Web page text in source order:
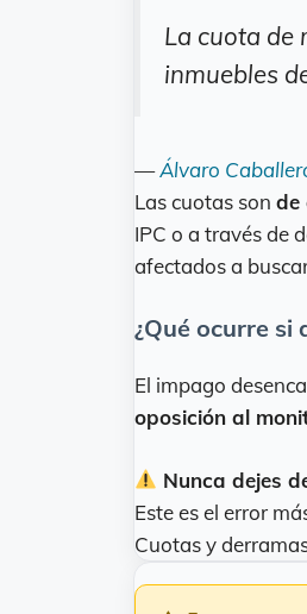
La cuota de
inmuebles
—Álvaro
Las cuotas son de
IPC o a través de
afectados a
¿Qué ocurre si
El impago
oposición al
Nunca dejes
Este es el error
Cuotas y